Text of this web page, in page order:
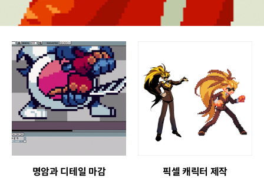
픽셀 아트의 기본기 다양한 질감
명암과 디테일 마감 픽셀 캐릭터 제작